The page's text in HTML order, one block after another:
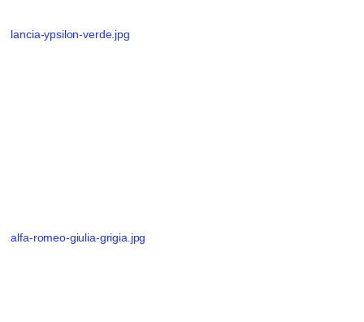
lancia-ypsilon-verde.jpg
alfa-romeo-giulia-grigia.jpg